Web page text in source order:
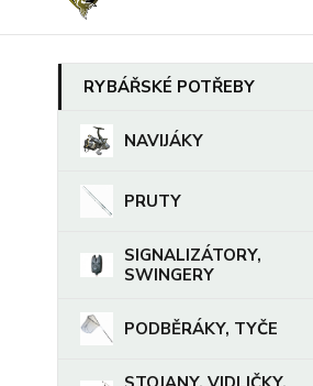
RYBÁŘSKÉ POTŘEBY
NAVIJÁKY
PRUTY
SIGNALIZÁTORY,
SWINGERY
PODBĚRÁKY, TYČE